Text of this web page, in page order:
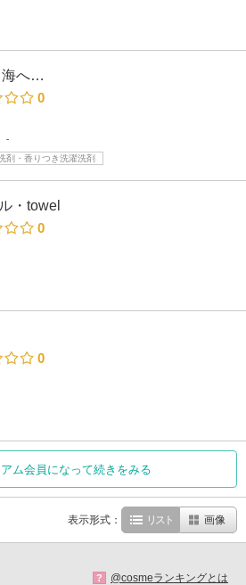
海へ…
0
-
剤・香りつき洗濯洗剤
・towel
0
0
ム会員になって続きをみる
表示形式： リスト 画像
? @cosmeランキングとは